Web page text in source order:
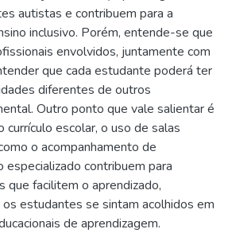
autistas e contribuem para a
inclusivo. Porém, entende-se que
envolvidos, juntamente com
que cada estudante poderá ter
diferentes de outros
Outro ponto que vale salientar é
currículo escolar, o uso de salas
o acompanhamento de
contribuem para
facilitem o aprendizado,
estudantes se sintam acolhidos em
de aprendizagem.